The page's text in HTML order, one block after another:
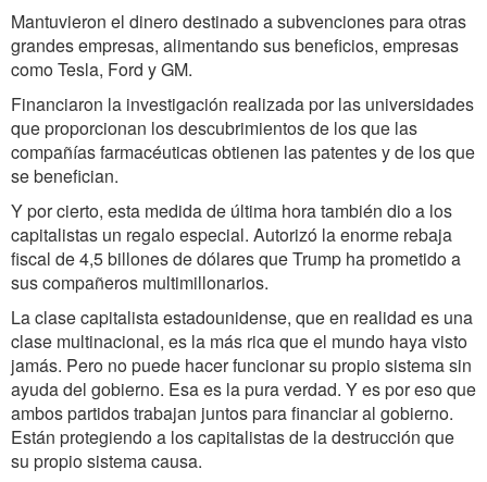
Mantuvieron el dinero destinado a subvenciones para otras
grandes empresas, alimentando sus beneficios, empresas
como Tesla, Ford y GM.
Financiaron la investigación realizada por las universidades
que proporcionan los descubrimientos de los que las
compañías farmacéuticas obtienen las patentes y de los que
se benefician.
Y por cierto, esta medida de última hora también dio a los
capitalistas un regalo especial. Autorizó la enorme rebaja
fiscal de 4,5 billones de dólares que Trump ha prometido a
sus compañeros multimillonarios.
La clase capitalista estadounidense, que en realidad es una
clase multinacional, es la más rica que el mundo haya visto
jamás. Pero no puede hacer funcionar su propio sistema sin
ayuda del gobierno. Esa es la pura verdad. Y es por eso que
ambos partidos trabajan juntos para financiar al gobierno.
Están protegiendo a los capitalistas de la destrucción que
su propio sistema causa.